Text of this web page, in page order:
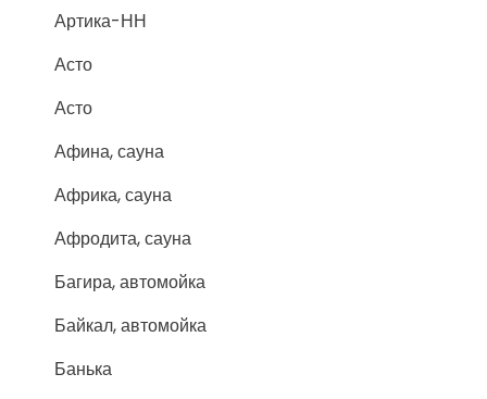
Артика-НН
Асто
Асто
Афина, сауна
Африка, сауна
Афродита, сауна
Багира, автомойка
Байкал, автомойка
Банька